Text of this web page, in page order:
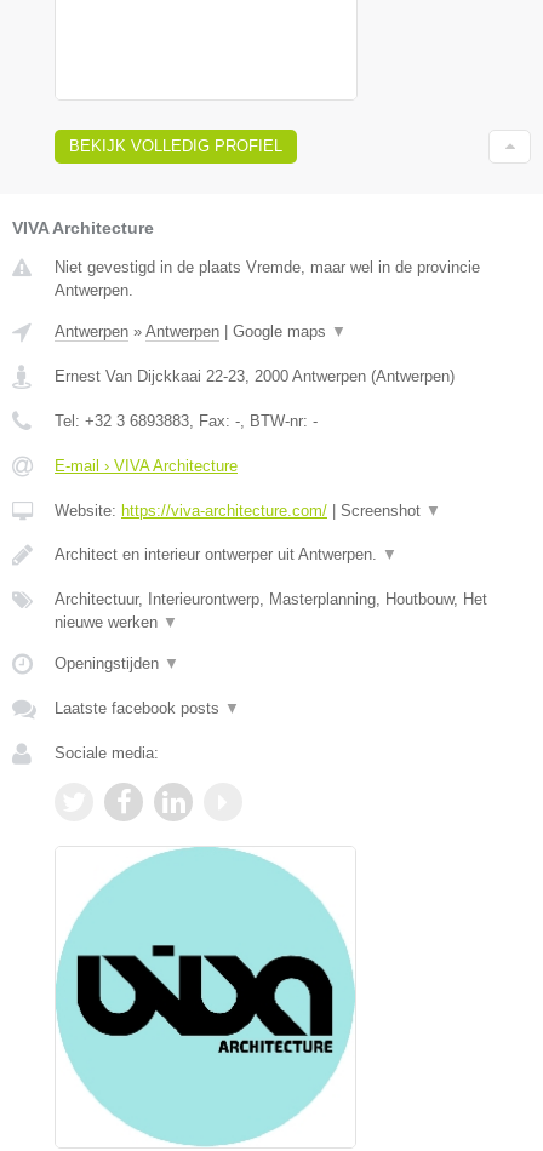
BEKIJK VOLLEDIG PROFIEL
VIVA Architecture
Niet gevestigd in de plaats Vremde, maar wel in de provincie
Antwerpen.
Antwerpen » Antwerpen Google maps ▼
Ernest Van Dijckkaai 22-23, 2000 Antwerpen (Antwerpen)
Tel: +32 3 6893883, Fax: -, BTW-nr: -
E-mail › VIVA Architecture
Website: https://viva-architecture.com/ Screenshot ▼
Architect en interieur ontwerper uit Antwerpen. ▼
Architectuur, Interieurontwerp, Masterplanning, Houtbouw, Het
nieuwe werken ▼
Openingstijden ▼
Laatste facebook posts ▼
Sociale media: